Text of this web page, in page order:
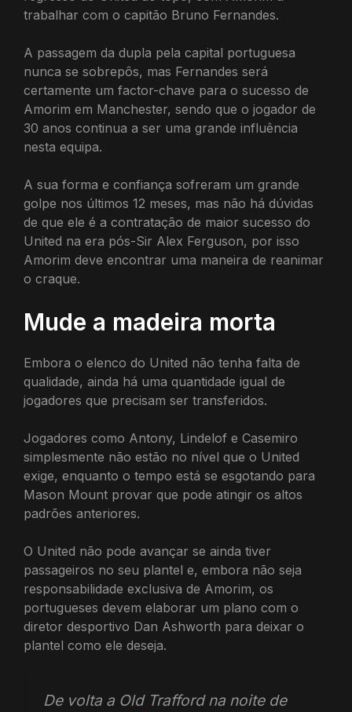
trabalhar com o capitão Bruno Fernandes.
A passagem da dupla pela capital portuguesa
nunca se sobrepôs, mas Fernandes será
certamente um factor-chave para o sucesso de
Amorim em Manchester, sendo que o jogador de
30 anos continua a ser uma grande influência
nesta equipa.
A sua forma e confiança sofreram um grande
golpe nos últimos 12 meses, mas não há dúvidas
de que ele é a contratação de maior sucesso do
United na era pós-Sir Alex Ferguson, por isso
Amorim deve encontrar uma maneira de reanimar
o craque.
Mude a madeira morta
Embora o elenco do United não tenha falta de
qualidade, ainda há uma quantidade igual de
jogadores que precisam ser transferidos.
Jogadores como Antony, Lindelof e Casemiro
simplesmente não estão no nível que o United
exige, enquanto o tempo está se esgotando para
Mason Mount provar que pode atingir os altos
padrões anteriores.
O United não pode avançar se ainda tiver
passageiros no seu plantel e, embora não seja
responsabilidade exclusiva de Amorim, os
portugueses devem elaborar um plano com o
diretor desportivo Dan Ashworth para deixar o
plantel como ele deseja.
De volta a Old Trafford na noite de